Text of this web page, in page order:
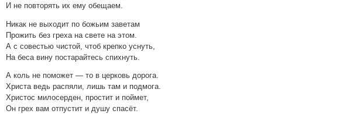
И не повторять их ему обещаем.
Никак не выходит по божьим заветам
Прожить без греха на свете на этом.
А с совестью чистой, чтоб крепко уснуть,
На беса вину постарайтесь спихнуть.
А коль не поможет — то в церковь дорога.
Христа ведь распяли, лишь там и подмога.
Христос милосерден, простит и поймет,
Он грех вам отпустит и душу спасёт.